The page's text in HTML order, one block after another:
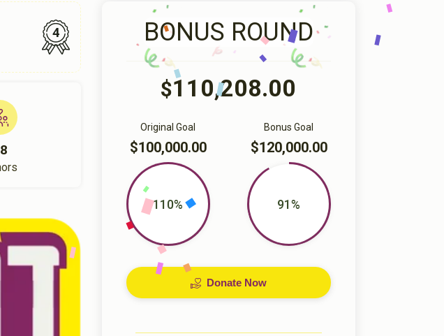
4 BONUS ROUND
$110,208.00
Bonus Goal
$120,000.00
91%
Original Goal
$100,000.00
110%
Donate Now